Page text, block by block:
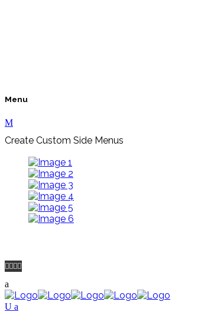
Menu
Create Custom Side Menus